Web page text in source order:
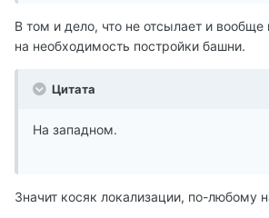
В том и дело, что не отсылает и вообще
на необходимость постройки башни.
Цитата
На западном.
Значит косяк локализации, по-любому